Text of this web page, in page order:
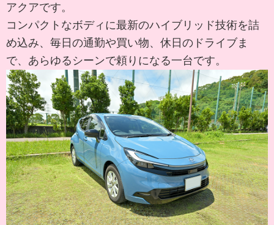
アクアです。
コンパクトなボディに最新のハイブリッド技術を詰
め込み、毎日の通勤や買い物、休日のドライブま
で、あらゆるシーンで頼りになる一台です。